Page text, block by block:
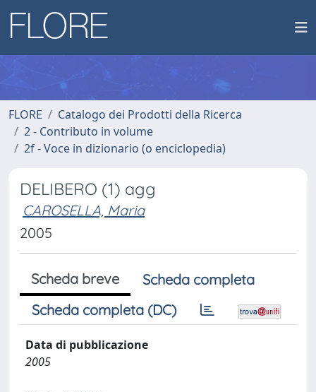
FLORE
Catalogo dei Prodotti della Ricerca
2 - Contributo in volume
2f - Voce in dizionario (o enciclopedia)
DELIBERO (1) agg
CAROSELLA, Maria
2005
Scheda breve
Scheda completa
Scheda completa (DC)
Data di pubblicazione
2005